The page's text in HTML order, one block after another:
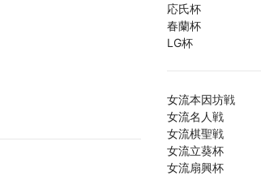
応氏杯
春蘭杯
LG杯
女流本因坊戦
女流名人戦
女流棋聖戦
女流立葵杯
女流扇興杯